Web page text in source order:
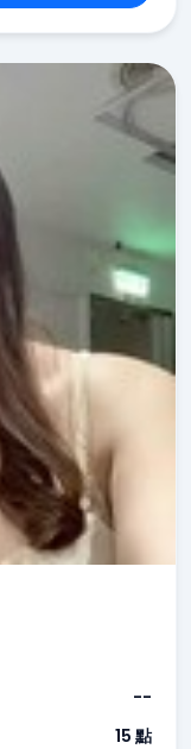
--
15 點